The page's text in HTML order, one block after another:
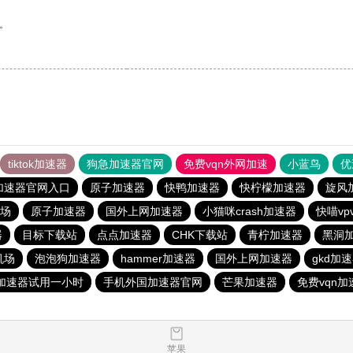
tiktok加速器 狗急加速器官网 免费vqn外网加速 小蓝鸟
速器官网入口
原子加速器 快鸭加速器 快柠檬加速器
旋风
原子加速器 国外上网加速器 小猫咪crash加速器
快喵
目标下载站 点点加速器 CHK下载站 青柠加速器
黑洞
场
泡泡狗加速器 hammer加速器 国外上网加速器
gkd加
速器试用一小时
手机外国加速器官网 芒果加速器 免费vqn加
苹果